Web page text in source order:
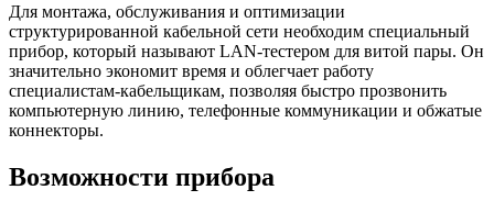
Для монтажа, обслуживания и оптимизации
структурированной кабельной сети необходим специальный
прибор, который называют LAN-тестером для витой пары. Он
значительно экономит время и облегчает работу
специалистам-кабельщикам, позволяя быстро прозвонить
компьютерную линию, телефонные коммуникации и обжатые
коннекторы.
Возможности прибора